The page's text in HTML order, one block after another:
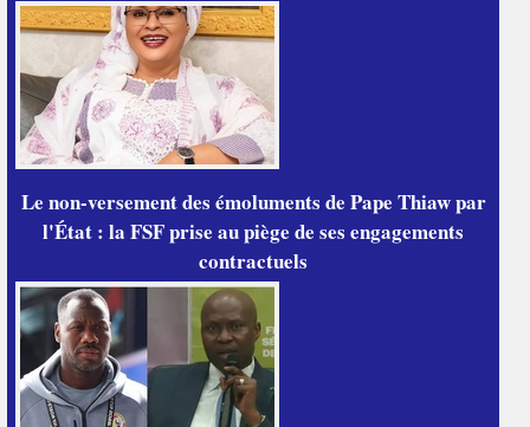
Le non-versement des émoluments de Pape Thiaw par
l'État : la FSF prise au piège de ses engagements
contractuels